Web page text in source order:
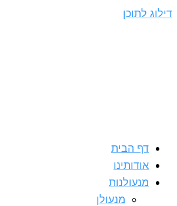
דילוג לתוכן
דף הבית
אודותינו
מנעולנות
מנעולן